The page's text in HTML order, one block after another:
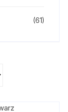
(61)